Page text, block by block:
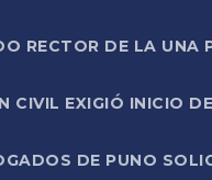
RECTOR DE LA
CIVIL EXIGIÓ INICIO
DE PUNO